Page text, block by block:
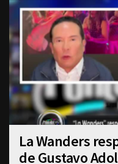
La Wanders
de Gustavo